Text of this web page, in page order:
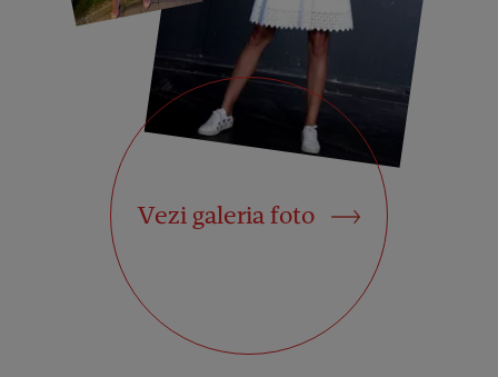
Vezi galeria foto